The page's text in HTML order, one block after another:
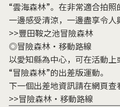
“雲海森林”。在非常適合拍照
一邊感受清涼，一邊盡享令人
>>豐田鞍之池冒險森林
◎冒險森林・移動路線
以愛知縣為中心，可在活動上
“冒險森林”的出差版運動。
下一個出差地資訊請在網頁查
>>冒險森林・移動路線